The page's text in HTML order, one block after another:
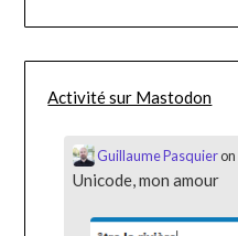
Activité sur Mastodon
Guillaume Pasquieron
Unicode, mon amour